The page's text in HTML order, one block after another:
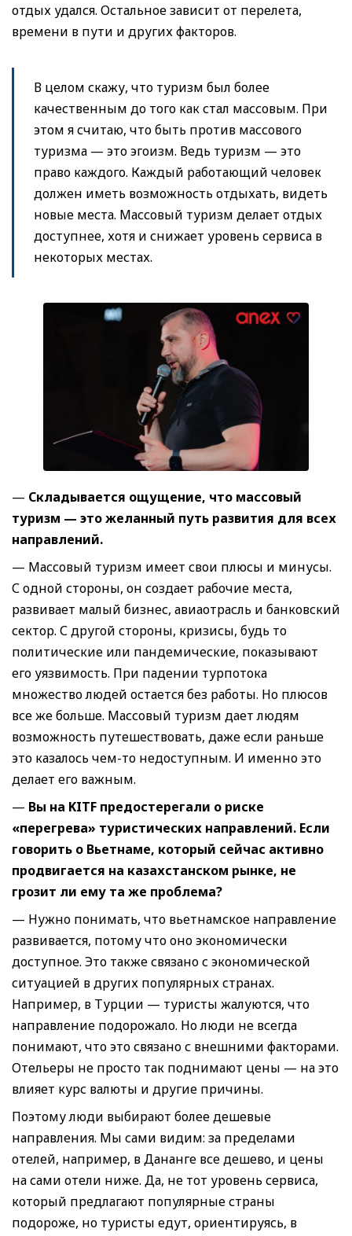
отдых удался. Остальное зависит от перелета,
времени в пути и других факторов.
В целом скажу, что туризм был более
качественным до того как стал массовым. При
этом я считаю, что быть против массового
туризма — это эгоизм. Ведь туризм — это
право каждого. Каждый работающий человек
должен иметь возможность отдыхать, видеть
новые места. Массовый туризм делает отдых
доступнее, хотя и снижает уровень сервиса в
некоторых местах.
— Складывается ощущение, что массовый
туризм — это желанный путь развития для всех
направлений.
— Массовый туризм имеет свои плюсы и минусы.
С одной стороны, он создает рабочие места,
развивает малый бизнес, авиаотрасль и банковский
сектор. С другой стороны, кризисы, будь то
политические или пандемические, показывают
его уязвимость. При падении турпотока
множество людей остается без работы. Но плюсов
все же больше. Массовый туризм дает людям
возможность путешествовать, даже если раньше
это казалось чем-то недоступным. И именно это
делает его важным.
— Вы на KITF предостерегали о риске
«перегрева» туристических направлений. Если
говорить о Вьетнаме, который сейчас активно
продвигается на казахстанском рынке, не
грозит ли ему та же проблема?
— Нужно понимать, что вьетнамское направление
развивается, потому что оно экономически
доступное. Это также связано с экономической
ситуацией в других популярных странах.
Например, в Турции — туристы жалуются, что
направление подорожало. Но люди не всегда
понимают, что это связано с внешними факторами.
Отельеры не просто так поднимают цены — на это
влияет курс валюты и другие причины.
Поэтому люди выбирают более дешевые
направления. Мы сами видим: за пределами
отелей, например, в Дананге все дешево, и цены
на сами отели ниже. Да, не тот уровень сервиса,
который предлагают популярные страны
подороже, но туристы едут, ориентируясь, в